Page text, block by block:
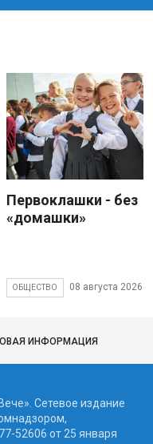
Первоклашки - без
«домашки»
ОБЩЕСТВО 08 августа 2026
ИНФОРМАЦИЯ
Сетевое издание
52606 от 25 января